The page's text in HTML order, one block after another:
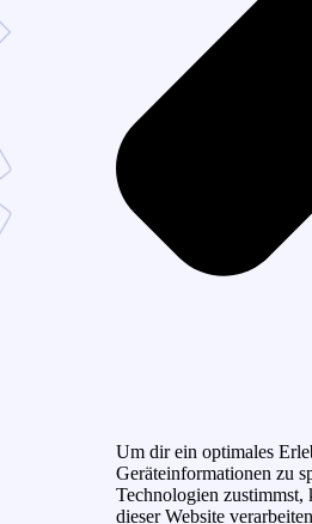
Um dir ein optimales
Geräteinformationen zu
Technologien
dieser Website